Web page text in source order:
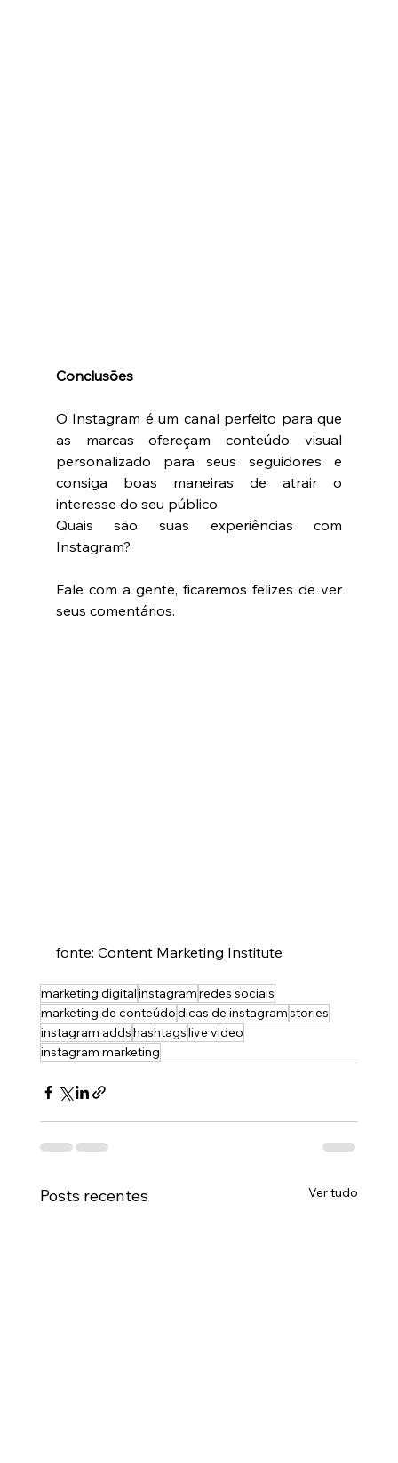
Conclusões
O Instagram é um canal perfeito para que
as marcas ofereçam conteúdo visual
personalizado para seus seguidores e
consiga boas maneiras de atrair o
interesse do seu público.
Quais são suas experiências com
Instagram?
Fale com a gente, ficaremos felizes de ver
seus comentários.
fonte: Content Marketing Institute
marketing digitalinstagramredes sociais
marketing de conteúdodicas de instagramstories
instagram addshashtagslive video
instagram marketing
Posts recentes Ver tudo